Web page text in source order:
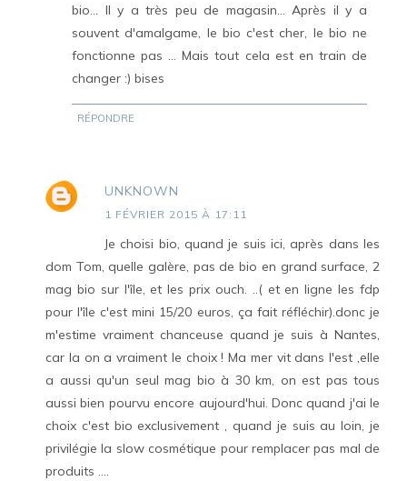
bio... Il y a très peu de magasin... Après il y a
souvent d'amalgame, le bio c'est cher, le bio ne
fonctionne pas ... Mais tout cela est en train de
changer :) bises
RÉPONDRE
UNKNOWN
1 FÉVRIER 2015 À 17:11
Je choisi bio, quand je suis ici, après dans les
dom Tom, quelle galère, pas de bio en grand surface, 2
mag bio sur l'île, et les prix ouch. ..( et en ligne les fdp
pour l'île c'est mini 15/20 euros, ça fait réfléchir).donc je
m'estime vraiment chanceuse quand je suis à Nantes,
car la on a vraiment le choix ! Ma mer vit dans l'est ,elle
a aussi qu'un seul mag bio à 30 km, on est pas tous
aussi bien pourvu encore aujourd'hui. Donc quand j'ai le
choix c'est bio exclusivement , quand je suis au loin, je
privilégie la slow cosmétique pour remplacer pas mal de
produits ....